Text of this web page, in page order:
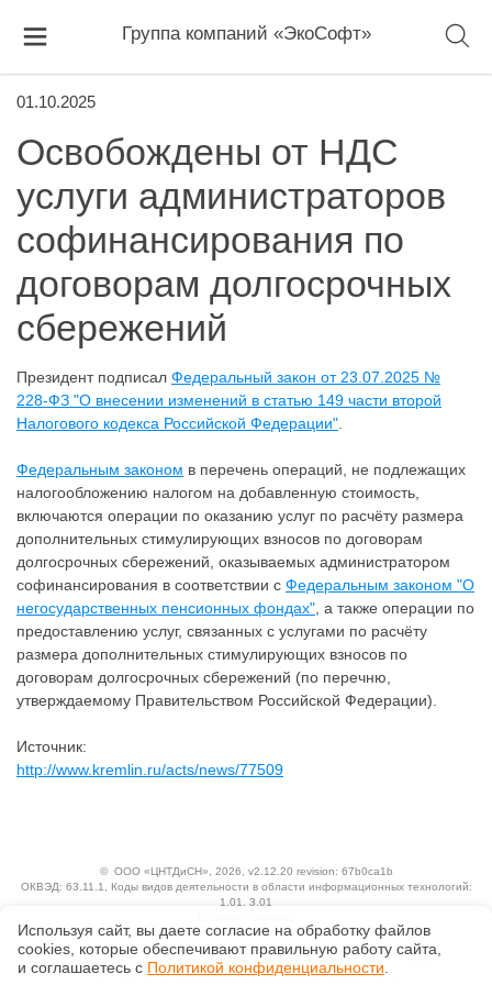
Группа компаний «ЭкоСофт»
01.10.2025
Освобождены от НДС
услуги администраторов
софинансирования по
договорам долгосрочных
сбережений
Президент подписал Федеральный закон от 23.07.2025 №
228-ФЗ "О внесении изменений в статью 149 части второй
Налогового кодекса Российской Федерации"
Федеральным законом в перечень операций, не подлежащих
налогообложению налогом на добавленную стоимость,
включаются операции по оказанию услуг по расчёту размера
дополнительных стимулирующих взносов по договорам
долгосрочных сбережений, оказываемых администратором
софинансирования в соответствии с Федеральным законом "О
негосударственных пенсионных фондах" , а также операции по
предоставлению услуг, связанных с услугами по расчёту
размера дополнительных стимулирующих взносов по
договорам долгосрочных сбережений (по перечню,
утверждаемому Правительством Российской Федерации).
Источник:
http://www.kremlin.ru/acts/news/77509
© ООО «ЦНТДиСН» , 2026, v2.12.20 revision: 67b0ca1b
ОКВЭД: 63.11.1, Коды видов деятельности в области информационных технологий:
1.01, 3.01
Технологии
Исключительные авторские и смежные права принадлежат АО «Кодекс».
Положение по обработке и защите персональных данных
Используя сайт, вы даете согласие на обработку файлов
сооkiеs, которые обеспечивают правильную работу сайта,
и соглашаетесь с Политикой конфиденциальности